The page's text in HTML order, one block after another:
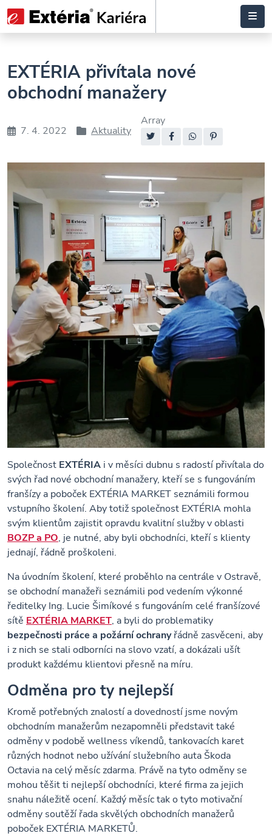
EXTÉRIA přivítala nové
obchodní manažery
Datum7. 4. 2022 Rubriky
Aktuality Sdílejte:
Array
Společnost EXTÉRIA i v měsíci dubnu s radostí přivítala do
svých řad nové obchodní manažery, kteří se s fungováním
franšízy a poboček EXTÉRIA MARKET seznámili formou
vstupního školení. Aby totiž společnost EXTÉRIA mohla
svým klientům zajistit opravdu kvalitní služby v oblasti
BOZP a PO, je nutné, aby byli obchodníci, kteří s klienty
jednají, řádně proškoleni.
Na úvodním školení, které proběhlo na centrále v Ostravě,
se obchodní manažeři seznámili pod vedením výkonné
ředitelky Ing. Lucie Šimíkové s fungováním celé franšízové
sítě EXTÉRIA MARKET, a byli do problematiky
bezpečnosti práce a požární ochranyřádně zasvěceni, aby
i z nich se stali odborníci na slovo vzatí, a dokázali ušít
produkt každému klientovi přesně na míru.
Odměna pro ty nejlepší
Kromě potřebných znalostí a dovedností jsme novým
obchodním manažerům nezapomněli představit také
odměny v podobě wellness víkendů, tankovacích karet
různých hodnot nebo užívání služebního auta Škoda
Octavia na celý měsíc zdarma. Právě na tyto odměny se
mohou těšit ti nejlepší obchodníci, které firma za jejich
snahu náležitě ocení. Každý měsíc tak o tyto motivační
odměny soutěží řada skvělých obchodních manažerů
poboček EXTÉRIA MARKETŮ.